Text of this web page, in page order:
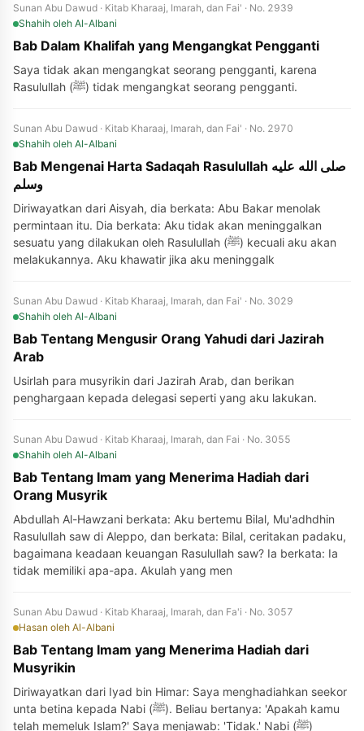
Sunan Abu Dawud · Kitab Kharaaj, Imarah, dan Fai' · No. 2939
Shahih oleh Al-Albani
Bab Dalam Khalifah yang Mengangkat Pengganti
Saya tidak akan mengangkat seorang pengganti, karena
Rasulullah (ﷺ) tidak mengangkat seorang pengganti.
Sunan Abu Dawud · Kitab Kharaaj, Imarah, dan Fai' · No. 2970
Shahih oleh Al-Albani
Bab Mengenai Harta Sadaqah Rasulullah صلى الله عليه
وسلم
Diriwayatkan dari Aisyah, dia berkata: Abu Bakar menolak
permintaan itu. Dia berkata: Aku tidak akan meninggalkan
sesuatu yang dilakukan oleh Rasulullah (ﷺ) kecuali aku akan
melakukannya. Aku khawatir jika aku meninggalk
Sunan Abu Dawud · Kitab Kharaaj, Imarah, dan Fai' · No. 3029
Shahih oleh Al-Albani
Bab Tentang Mengusir Orang Yahudi dari Jazirah
Arab
Usirlah para musyrikin dari Jazirah Arab, dan berikan
penghargaan kepada delegasi seperti yang aku lakukan.
Sunan Abu Dawud · Kitab Kharaaj, Imarah, dan Fai · No. 3055
Shahih oleh Al-Albani
Bab Tentang Imam yang Menerima Hadiah dari
Orang Musyrik
Abdullah Al-Hawzani berkata: Aku bertemu Bilal, Mu'adhdhin
Rasulullah saw di Aleppo, dan berkata: Bilal, ceritakan padaku,
bagaimana keadaan keuangan Rasulullah saw? Ia berkata: Ia
tidak memiliki apa-apa. Akulah yang men
Sunan Abu Dawud · Kitab Kharaaj, Imarah, dan Fa'i · No. 3057
Hasan oleh Al-Albani
Bab Tentang Imam yang Menerima Hadiah dari
Musyrikin
Diriwayatkan dari Iyad bin Himar: Saya menghadiahkan seekor
unta betina kepada Nabi (ﷺ). Beliau bertanya: 'Apakah kamu
telah memeluk Islam?' Saya menjawab: 'Tidak.' Nabi (ﷺ)